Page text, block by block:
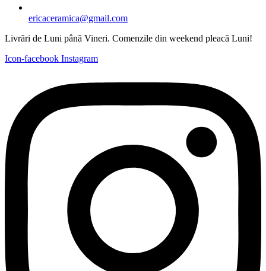
ericaceramica@gmail.com
Livrări de Luni până Vineri. Comenzile din weekend pleacă Luni!
Icon-facebook Instagram